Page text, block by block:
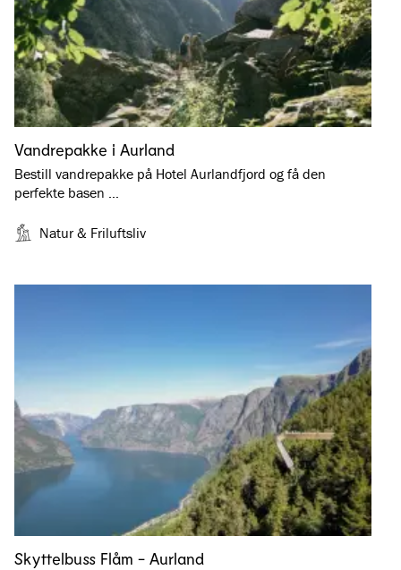
Vandrepakke i Aurland
Bestill vandrepakke på Hotel Aurlandfjord og få den
perfekte basen …
Natur & Friluftsliv
Skyttelbuss Flåm - Aurland